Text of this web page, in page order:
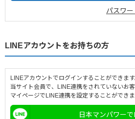
パスワ
LINEアカウントをお持ちの方
LINEアカウントでログインすることができます
当サイト会員で、LINE連携をされていないお
マイページでLINE連携を設定することができま
日本マンパワー